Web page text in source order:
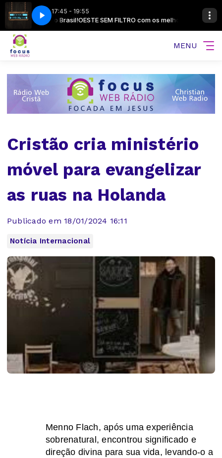
17:45 - 19:55
do Brasil! OESTE SEM FILTRO com os melhores jornalistas e
Banda Celabrai - Ao que é Digno
MENU
Cristão cria ministério
móvel para evangelizar
as ruas na Holanda
Publicado em 18/01/2024 16:11
Notícia Internacional
Menno Flach, após uma experiência
sobrenatural, encontrou significado e
direção divina para sua vida, levando-o a